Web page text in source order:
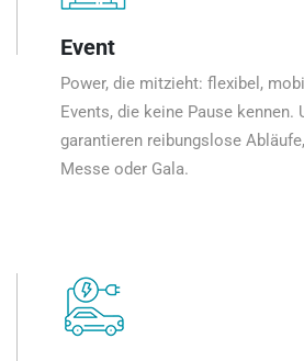
Event
Power, die mitzieht: flexibel,
Events, die keine Pause kennen.
garantieren reibungslose
Messe oder Gala.